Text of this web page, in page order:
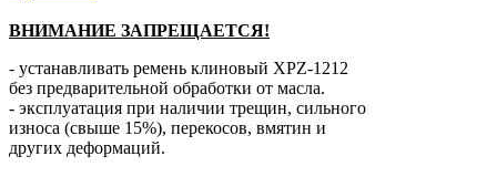
ВНИМАНИЕ ЗАПРЕЩАЕТСЯ!
- устанавливать ремень клиновый XPZ-1212
без предварительной обработки от масла.
- эксплуатация при наличии трещин, сильного
износа (свыше 15%), перекосов, вмятин и
других деформаций.